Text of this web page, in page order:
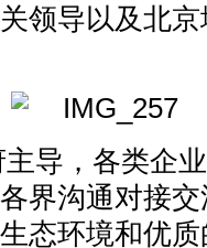
领导以及北
导，各类企
界沟通对接
态环境和优